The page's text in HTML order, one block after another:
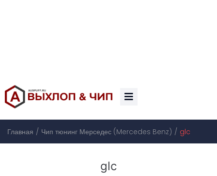
Главная / Чип тюнинг Мерседес (Mercedes Benz) / glc
glc